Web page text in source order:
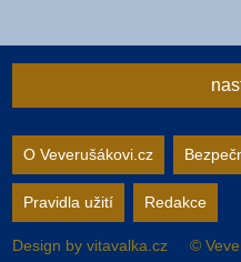
Animované
O Veverušákovi.cz
Pravidla užití Redakce
Design byvitavalka.cz ©